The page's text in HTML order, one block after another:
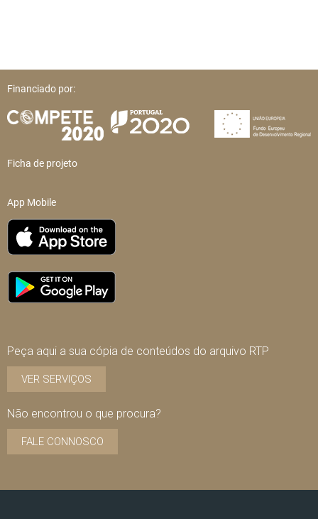
Financiado por:
Ficha de projeto
App Mobile
Peça aqui a sua cópia de conteúdos do arquivo RTP
VER SERVIÇOS
Não encontrou o que procura?
FALE CONNOSCO